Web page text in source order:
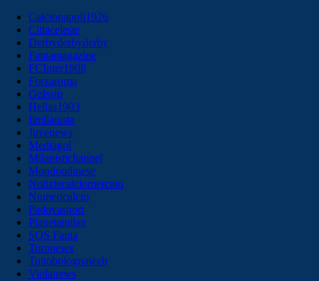
Calcionapoli1926
Cittaceleste
Derbyderbyderby
Fantamagazine
FCInter1908
Forzaroma
Golssip
Hellas1903
Ilmilanista
Juvenews
Mediagol
Milanistichannel
Mondoudinese
Notiziecalciomercato
Numericalcio
Padovasport
Pianetamilan
SOS Fanta
Toronews
Tuttobolognaweb
Violanews